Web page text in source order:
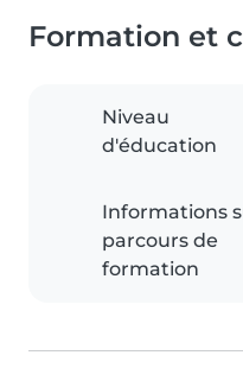
Formation et
Niveau
d'éducation
Informations
parcours de
formation